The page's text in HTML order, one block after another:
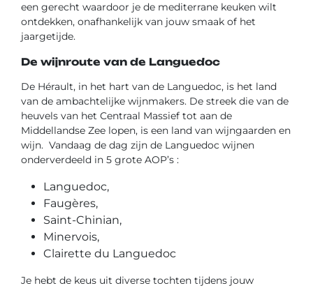
een gerecht waardoor je de mediterrane keuken wilt
ontdekken, onafhankelijk van jouw smaak of het
jaargetijde.
De wijnroute van de Languedoc
De Hérault, in het hart van de Languedoc, is het land
van de ambachtelijke wijnmakers. De streek die van de
heuvels van het Centraal Massief tot aan de
Middellandse Zee lopen, is een land van wijngaarden en
wijn. Vandaag de dag zijn de Languedoc wijnen
onderverdeeld in 5 grote AOP’s :
Languedoc,
Faugères,
Saint-Chinian,
Minervois,
Clairette du Languedoc
Je hebt de keus uit diverse tochten tijdens jouw